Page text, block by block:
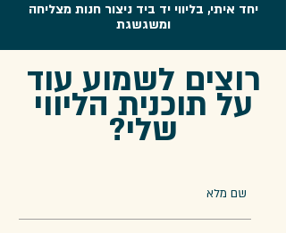
יחד איתי, בליווי יד ביד ניצור חנות מצליחה
ומשגשגת
רוצים לשמוע עוד
על תוכנית הליווי
שלי?